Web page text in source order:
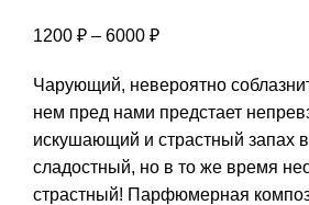
1200 ₽ – 6000 ₽Диапазон
1200 ₽
–
6000 ₽
Чарующий, невероятно
нем пред нами предстает
искушающий и страстный запах
сладостный, но в то же время
страстный! Парфюмерная